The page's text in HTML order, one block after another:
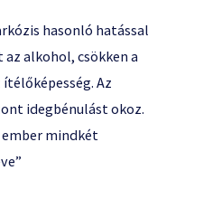
hasonló hatással
alkohol, csökken a
Az
idegbénulást okoz.
mindkét